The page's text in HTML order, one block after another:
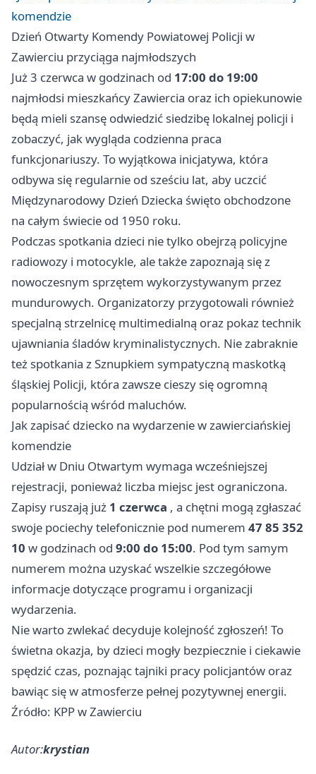
komendzie
Dzień Otwarty Komendy Powiatowej Policji w
Zawierciu przyciąga najmłodszych
Już 3 czerwca w godzinach od 17:00 do 19:00
najmłodsi mieszkańcy Zawiercia oraz ich opiekunowie
będą mieli szansę odwiedzić siedzibę lokalnej policji i
zobaczyć, jak wygląda codzienna praca
funkcjonariuszy. To wyjątkowa inicjatywa, która
odbywa się regularnie od sześciu lat, aby uczcić
Międzynarodowy Dzień Dziecka święto obchodzone
na całym świecie od 1950 roku.
Podczas spotkania dzieci nie tylko obejrzą policyjne
radiowozy i motocykle, ale także zapoznają się z
nowoczesnym sprzętem wykorzystywanym przez
mundurowych. Organizatorzy przygotowali również
specjalną strzelnicę multimedialną oraz pokaz technik
ujawniania śladów kryminalistycznych. Nie zabraknie
też spotkania z Sznupkiem sympatyczną maskotką
śląskiej Policji, która zawsze cieszy się ogromną
popularnością wśród maluchów.
Jak zapisać dziecko na wydarzenie w zawierciańskiej
komendzie
Udział w Dniu Otwartym wymaga wcześniejszej
rejestracji, ponieważ liczba miejsc jest ograniczona.
Zapisy ruszają już 1 czerwca , a chętni mogą zgłaszać
swoje pociechy telefonicznie pod numerem 47 85 352
10 w godzinach od 9:00 do 15:00. Pod tym samym
numerem można uzyskać wszelkie szczegółowe
informacje dotyczące programu i organizacji
wydarzenia.
Nie warto zwlekać decyduje kolejność zgłoszeń! To
świetna okazja, by dzieci mogły bezpiecznie i ciekawie
spędzić czas, poznając tajniki pracy policjantów oraz
bawiąc się w atmosferze pełnej pozytywnej energii.
Źródło: KPP w Zawierciu
Autor:krystian